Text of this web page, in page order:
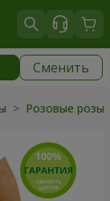
Сменить
> Розовые розы